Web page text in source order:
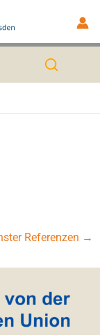
Referenzen →